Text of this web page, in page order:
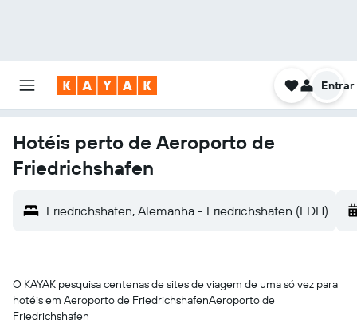
Entrar
Hotéis perto de Aeroporto de
Friedrichshafen
Friedrichshafen, Alemanha - Friedrichshafen (FDH)
O KAYAK pesquisa centenas de sites de viagem de uma só vez para
hotéis em Aeroporto de FriedrichshafenAeroporto de
Friedrichshafen